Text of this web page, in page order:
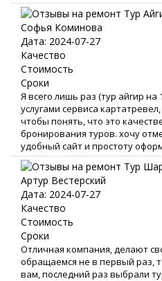
Софья Коминова
Дата: 2024-07-27
Качество
Стоимость
Сроки
Я всего лишь раз (тур айгир на
услугами сервиса
чтобы понять, что это
бронирования туров. хочу
удобный сайт и простоту
Артур Вестерский
Дата: 2024-07-27
Качество
Стоимость
Сроки
Отличная компания, делают
обращаемся не в первый раз,
вам, последний раз выбрали